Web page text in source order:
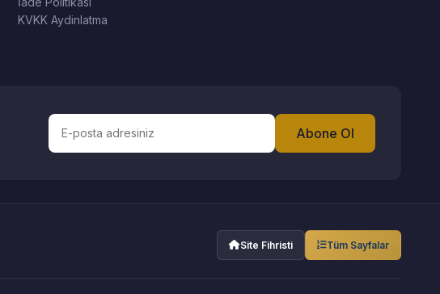
KVKK Aydinlatma
Abone Ol
Site Fihristi Tüm Sayfalar